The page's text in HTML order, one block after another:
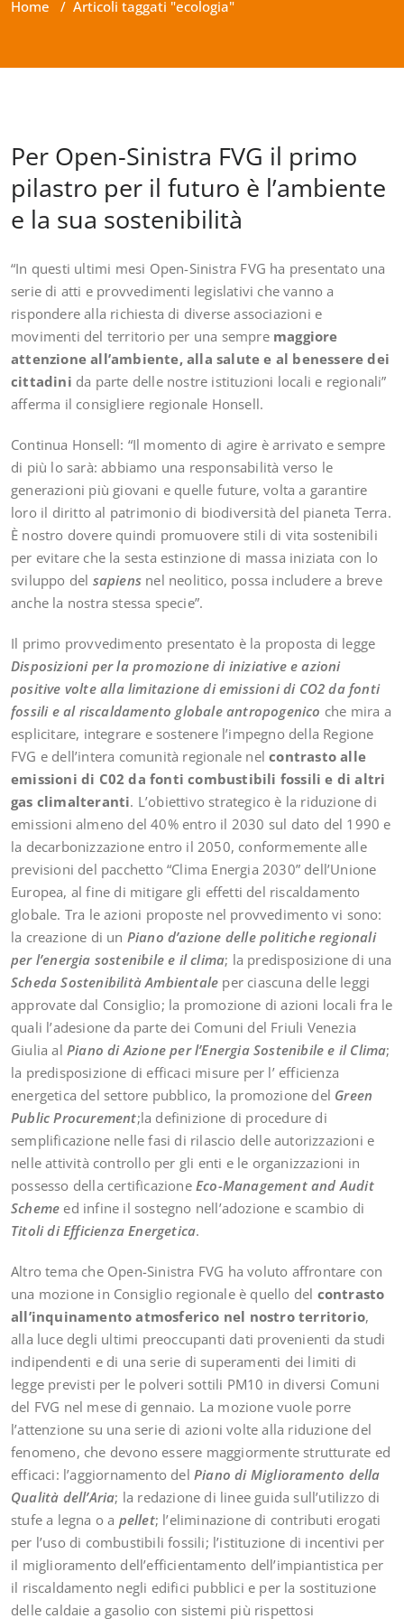
Home / Articoli taggati "ecologia"
Per Open-Sinistra FVG il primo
pilastro per il futuro è l’ambiente
e la sua sostenibilità
“In questi ultimi mesi Open-Sinistra FVG ha presentato una
serie di atti e provvedimenti legislativi che vanno a
rispondere alla richiesta di diverse associazioni e
movimenti del territorio per una sempre maggiore
attenzione all’ambiente, alla salute e al benessere dei
cittadini da parte delle nostre istituzioni locali e regionali”
afferma il consigliere regionale Honsell.
Continua Honsell: “Il momento di agire è arrivato e sempre
di più lo sarà: abbiamo una responsabilità verso le
generazioni più giovani e quelle future, volta a garantire
loro il diritto al patrimonio di biodiversità del pianeta Terra.
È nostro dovere quindi promuovere stili di vita sostenibili
per evitare che la sesta estinzione di massa iniziata con lo
sviluppo del sapiens nel neolitico, possa includere a breve
anche la nostra stessa specie”.
Il primo provvedimento presentato è la proposta di legge
Disposizioni per la promozione di iniziative e azioni
positive volte alla limitazione di emissioni di CO2 da fonti
fossili e al riscaldamento globale antropogenico che mira a
esplicitare, integrare e sostenere l’impegno della Regione
FVG e dell’intera comunità regionale nelcontrasto alle
emissioni di C02 da fonti combustibili fossili e di altri
gas climalteranti. L’obiettivo strategico è la riduzione di
emissioni almeno del 40% entro il 2030 sul dato del 1990 e
la decarbonizzazione entro il 2050, conformemente alle
previsioni del pacchetto “Clima Energia 2030” dell’Unione
Europea, al fine di mitigare gli effetti del riscaldamento
globale. Tra le azioni proposte nel provvedimento vi sono:
la creazione di un Piano d’azione delle politiche regionali
per l’energia sostenibile e il clima; la predisposizione di una
Scheda Sostenibilità Ambientale per ciascuna delle leggi
approvate dal Consiglio; la promozione di azioni locali fra le
quali l’adesione da parte dei Comuni del Friuli Venezia
Giulia alPiano di Azione per l’Energia Sostenibile e il Clima;
la predisposizione di efficaci misure per l’ efficienza
energetica del settore pubblico, la promozione del Green
Public Procurement;la definizione di procedure di
semplificazione nelle fasi di rilascio delle autorizzazioni e
nelle attività controllo per gli enti e le organizzazioni in
possesso della certificazione Eco-Management and Audit
Scheme ed infine il sostegno nell’adozione e scambio di
Titoli di Efficienza Energetica.
Altro tema che Open-Sinistra FVG ha voluto affrontare con
una mozione in Consiglio regionale è quello del contrasto
all’inquinamento atmosferico nel nostro territorio,
alla luce degli ultimi preoccupanti dati provenienti da studi
indipendenti e di una serie di superamenti dei limiti di
legge previsti per le polveri sottili PM10 in diversi Comuni
del FVG nel mese di gennaio. La mozione vuole porre
l’attenzione su una serie di azioni volte alla riduzione del
fenomeno, che devono essere maggiormente strutturate ed
efficaci: l’aggiornamento del Piano di Miglioramento della
Qualità dell’Aria; la redazione di linee guida sull’utilizzo di
stufe a legna o a pellet; l’eliminazione di contributi erogati
per l’uso di combustibili fossili; l’istituzione di incentivi per
il miglioramento dell’efficientamento dell’impiantistica per
il riscaldamento negli edifici pubblici e per la sostituzione
delle caldaie a gasolio con sistemi più rispettosi